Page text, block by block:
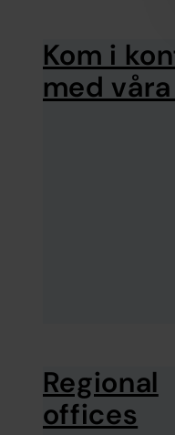
Kom i
med
Regional
offices